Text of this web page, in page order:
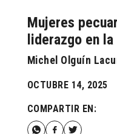
Mujeres
liderazgo en
Michel Olguín
OCTUBRE 14, 2025
COMPARTIR EN: